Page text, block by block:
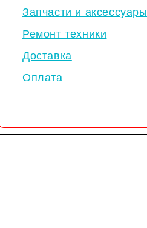
Запчасти и аксессуары
Ремонт техники
Доставка
Оплата